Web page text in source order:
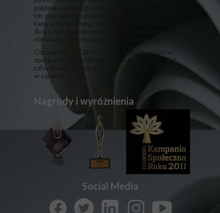
poklasku, pieniędzy i niezasłużonej sławy. I żeby
ich zaprosili do telewizora. Ich współpraca przy
kampanii od samego początku przebiegała bardzo
źle z powodu wielowektorowej, odwzajemnionej
nienawiści. Oraz bezinteresownej zawiści.
​Oczywiście GTQX w wyniku wielkiej kłótni na
spotkaniu założycielskim przestała istnieć, a jej
członkowie spotykają się od tego czasu wyłącznie
w sądach.
Social Media
Nagrody i wyróżnienia